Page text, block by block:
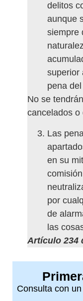
delitos
aunque
siempre
superior
pena
No se
cancelados o
Las
en su
por
de
las
Artículo 234
Consulta con un